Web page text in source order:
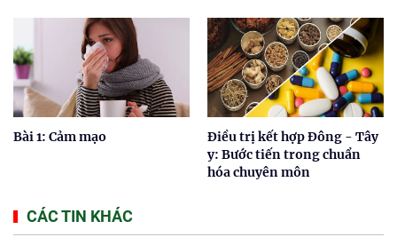
Bài 1: Cảm mạo
Điều trị kết hợp Đông - Tây
y: Bước tiến trong chuẩn
hóa chuyên môn
CÁC TIN KHÁC